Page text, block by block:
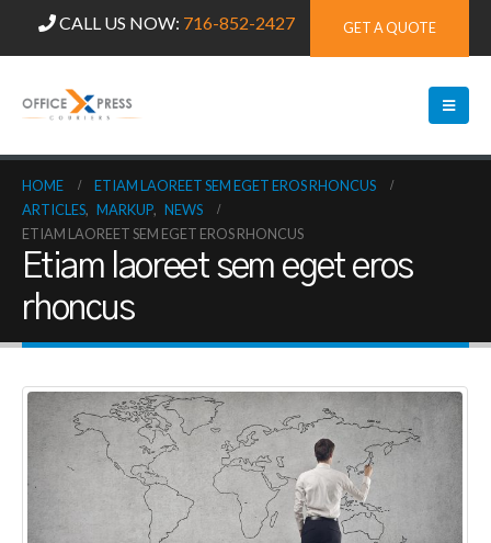
CALL US NOW: 716-852-2427 GET A QUOTE
HOME
ETIAM LAOREET SEM EGET EROS RHONCUS
ARTICLES, MARKUP, NEWS
ETIAM LAOREET SEM EGET EROS RHONCUS
Etiam laoreet sem eget eros
rhoncus